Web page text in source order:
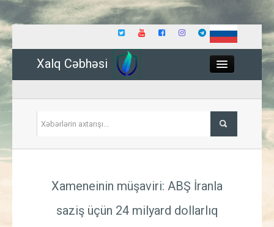
Xalq Cəbhəsi
İqtisadiyyat
Xameneinin müşaviri: ABŞ İranla
saziş üçün 24 milyard dollarlıq